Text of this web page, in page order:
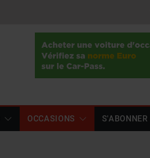
OCCASIONS S'ABONNER